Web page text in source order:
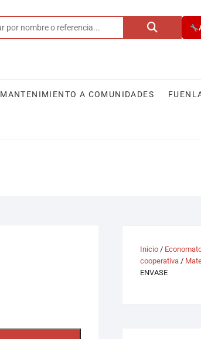
Buscar
MANTENIMIENTO A COMUNIDADES
Inicio /
cooperativa /
ENVASE